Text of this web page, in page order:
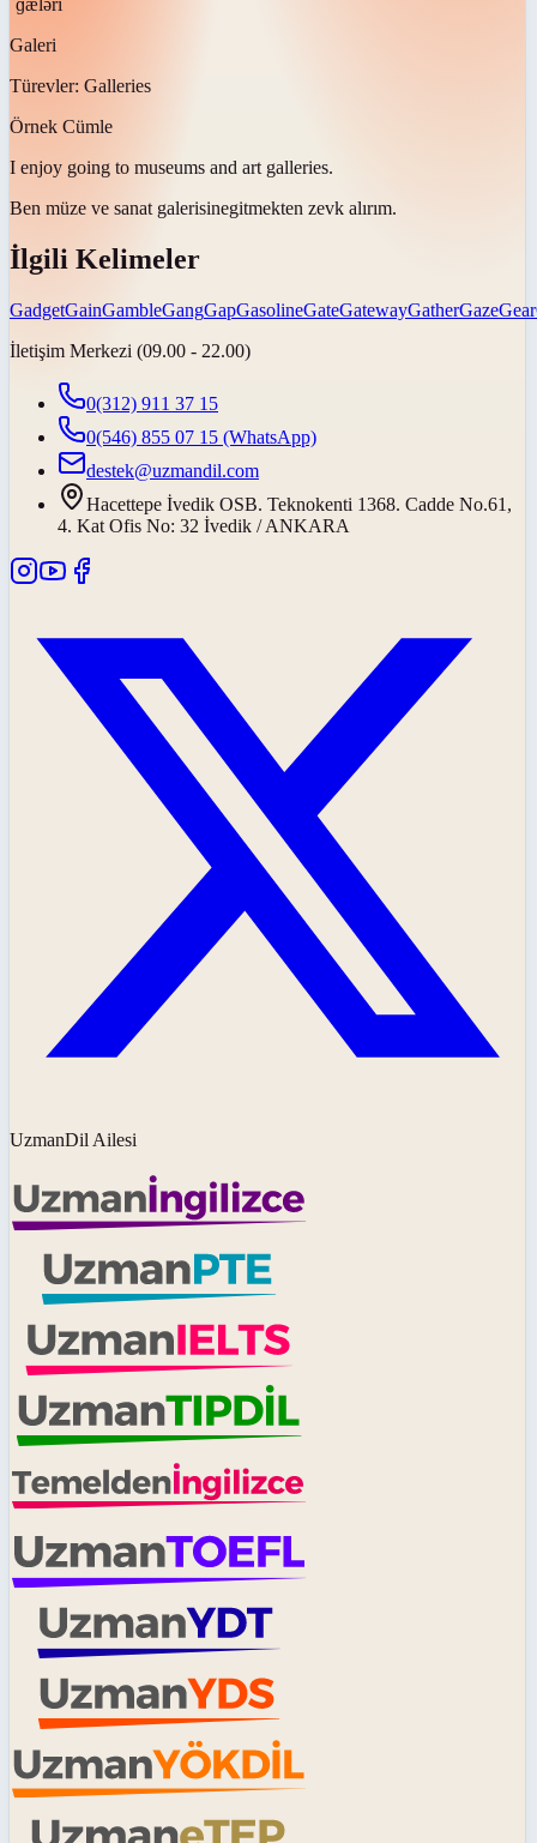
Galeri
Türevler: Galleries
Örnek Cümle
I enjoy going to museums and art galleries.
Ben müze ve sanat galerisinegitmekten zevk alırım.
İlgili Kelimeler
GadgetGainGambleGangGapGasolineGateGatewayGatherGazeGear
İletişim Merkezi (09.00 - 22.00)
0(312) 911 37 15
0(546) 855 07 15 (WhatsApp)
destek@uzmandil.com
Hacettepe İvedik OSB. Teknokenti 1368. Cadde No.61,
4. Kat Ofis No: 32 İvedik / ANKARA
UzmanDil Ailesi